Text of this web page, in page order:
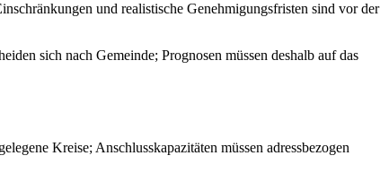
und realistische Genehmigungsfristen sind vor der
sich nach Gemeinde; Prognosen müssen deshalb auf das
Kreise; Anschlusskapazitäten müssen adressbezogen